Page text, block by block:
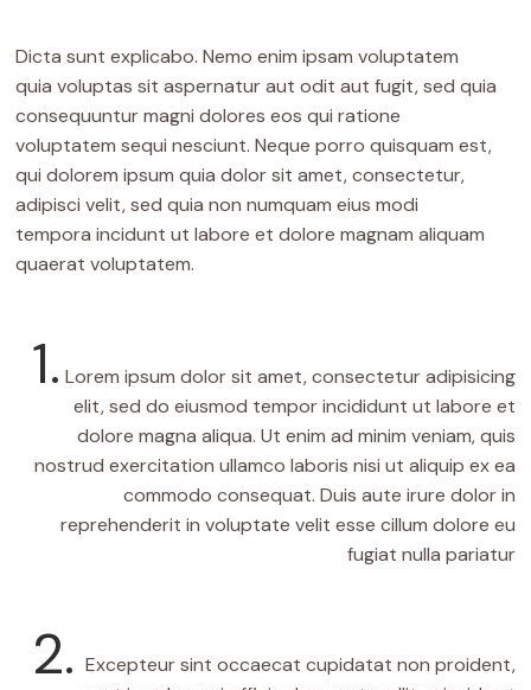
Dicta sunt explicabo. Nemo enim ipsam voluptatem
quia voluptas sit aspernatur aut odit aut fugit, sed quia
consequuntur magni dolores eos qui ratione
voluptatem sequi nesciunt. Neque porro quisquam est,
qui dolorem ipsum quia dolor sit amet, consectetur,
adipisci velit, sed quia non numquam eius modi
tempora incidunt ut labore et dolore magnam aliquam
quaerat voluptatem.
1. Lorem ipsum dolor sit amet, consectetur adipisicing
elit, sed do eiusmod tempor incididunt ut labore et
dolore magna aliqua. Ut enim ad minim veniam, quis
nostrud exercitation ullamco laboris nisi ut aliquip ex ea
commodo consequat. Duis aute irure dolor in
reprehenderit in voluptate velit esse cillum dolore eu
fugiat nulla pariatur
2. Excepteur sint occaecat cupidatat non proident,